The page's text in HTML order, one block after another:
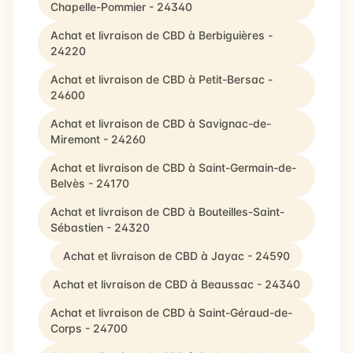
Chapelle-Pommier - 24340
Achat et livraison de CBD à Berbiguières -
24220
Achat et livraison de CBD à Petit-Bersac -
24600
Achat et livraison de CBD à Savignac-de-
Miremont - 24260
Achat et livraison de CBD à Saint-Germain-de-
Belvès - 24170
Achat et livraison de CBD à Bouteilles-Saint-
Sébastien - 24320
Achat et livraison de CBD à Jayac - 24590
Achat et livraison de CBD à Beaussac - 24340
Achat et livraison de CBD à Saint-Géraud-de-
Corps - 24700